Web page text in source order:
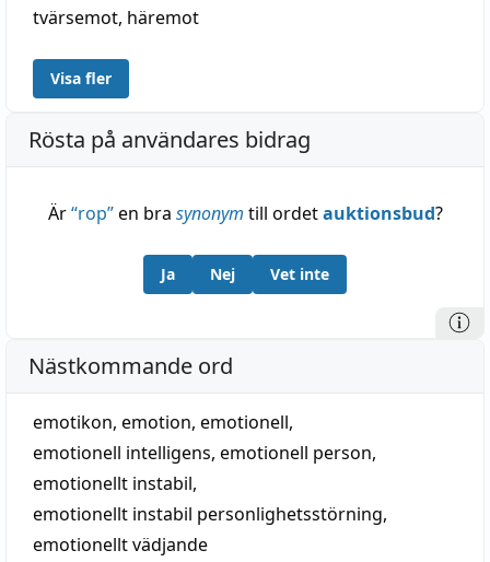
tvärsemot, häremot
Visa fler
Rösta på användares bidrag
Är“rop”en bra synonym till ordetauktionsbud?
Ja Nej Vet inte
Nästkommande ord
emotikon, emotion, emotionell,
emotionell intelligens, emotionell person,
emotionellt instabil,
emotionellt instabil personlighetsstörning,
emotionellt vädjande